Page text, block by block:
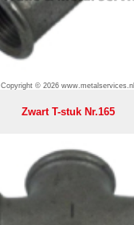
Copyright © 2026 www.metalservices.nl
Zwart T-stuk Nr.165